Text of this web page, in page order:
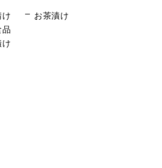
け
品
け
お茶漬け